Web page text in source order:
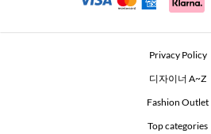
Beauty Seekers VIP Club
Privacy Policy
디자이너 A~Z
Fashion Outlet
Top categories